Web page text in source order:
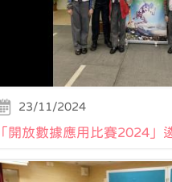
23/11/2024
「開放數據應用比賽2024」